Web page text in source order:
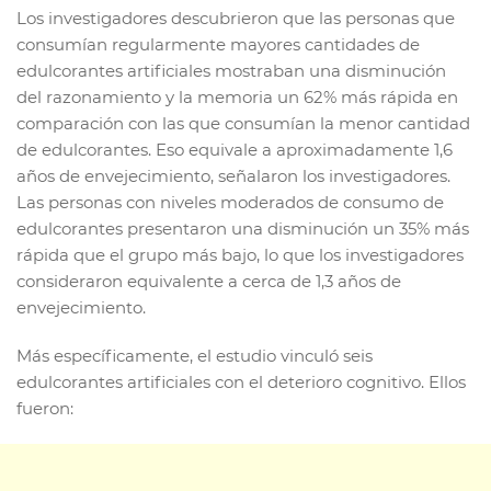
Los investigadores descubrieron que las personas que
consumían regularmente mayores cantidades de
edulcorantes artificiales mostraban una disminución
del razonamiento y la memoria un 62% más rápida en
comparación con las que consumían la menor cantidad
de edulcorantes. Eso equivale a aproximadamente 1,6
años de envejecimiento, señalaron los investigadores.
Las personas con niveles moderados de consumo de
edulcorantes presentaron una disminución un 35% más
rápida que el grupo más bajo, lo que los investigadores
consideraron equivalente a cerca de 1,3 años de
envejecimiento.
Más específicamente, el estudio vinculó seis
edulcorantes artificiales con el deterioro cognitivo. Ellos
fueron: